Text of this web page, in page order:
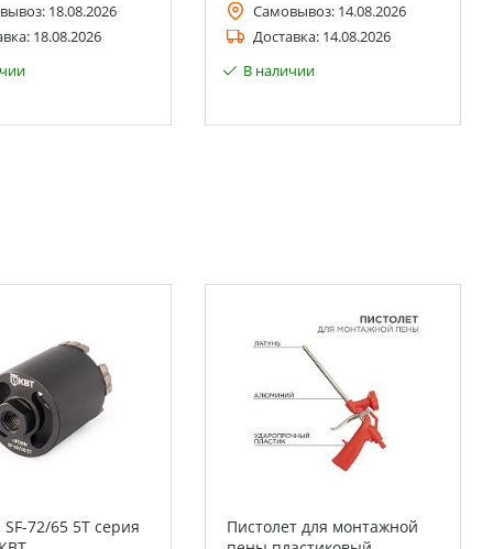
18.08.2026
18.08.2026
Самовывоз: 14.08.2026
Доставка: 14.08.2026
В наличии
72/65 5T серия
Пистолет для монтажной